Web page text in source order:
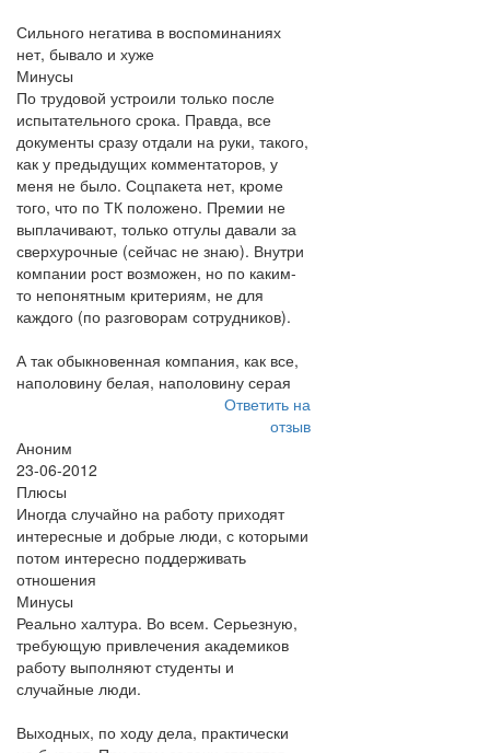
Сильного негатива в воспоминаниях
нет, бывало и хуже
Минусы
По трудовой устроили только после
испытательного срока. Правда, все
документы сразу отдали на руки, такого,
как у предыдущих комментаторов, у
меня не было. Соцпакета нет, кроме
того, что по ТК положено. Премии не
выплачивают, только отгулы давали за
сверхурочные (сейчас не знаю). Внутри
компании рост возможен, но по каким-
то непонятным критериям, не для
каждого (по разговорам сотрудников).
А так обыкновенная компания, как все,
наполовину белая, наполовину серая
Ответить на
отзыв
Аноним
23-06-2012
Плюсы
Иногда случайно на работу приходят
интересные и добрые люди, с которыми
потом интересно поддерживать
отношения
Минусы
Реально халтура. Во всем. Серьезную,
требующую привлечения академиков
работу выполняют студенты и
случайные люди.
Выходных, по ходу дела, практически